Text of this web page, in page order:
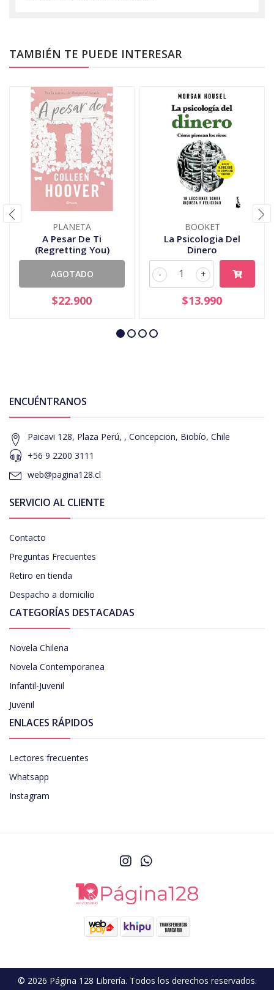
TAMBIÉN TE PUEDE INTERESAR
PLANETA
A Pesar De Ti
(Regretting You)
AGOTADO
$22.900
BOOKET
La Psicologia Del
Dinero
+
-
$13.990
ENCUÉNTRANOS
Paicavi 128, Plaza Perú, , Concepcion, Biobío, Chile
+56 9 2200 3111
web@pagina128.cl
SERVICIO AL CLIENTE
Contacto
Preguntas Frecuentes
Retiro en tienda
Despacho a domicilio
CATEGORÍAS DESTACADAS
Novela Chilena
Novela Contemporanea
Infantil-Juvenil
Juvenil
ENLACES RÁPIDOS
Lectores frecuentes
Whatsapp
Instagram
© 2026 Página 128 Librería. Todos los derechos reservados.